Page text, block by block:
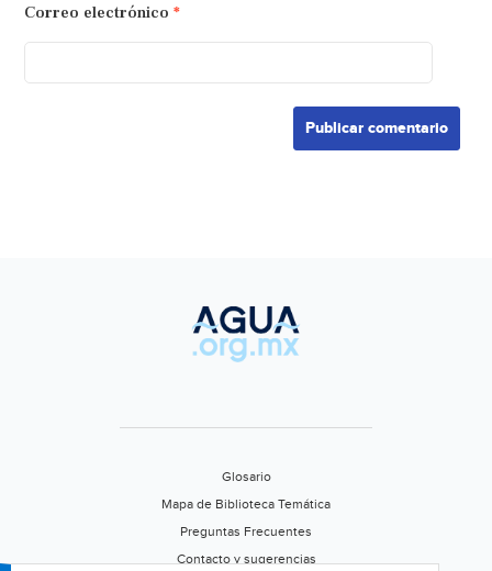
Correo electrónico *
Glosario
Mapa de Biblioteca Temática
Preguntas Frecuentes
Contacto y sugerencias